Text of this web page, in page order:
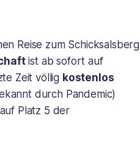
Reise zum Schicksalsberg
ist ab sofort auf
Zeit völlig kostenlos
durch Pandemic)
Platz 5 der